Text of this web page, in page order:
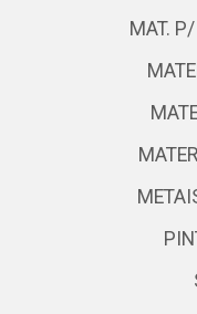
MAT.